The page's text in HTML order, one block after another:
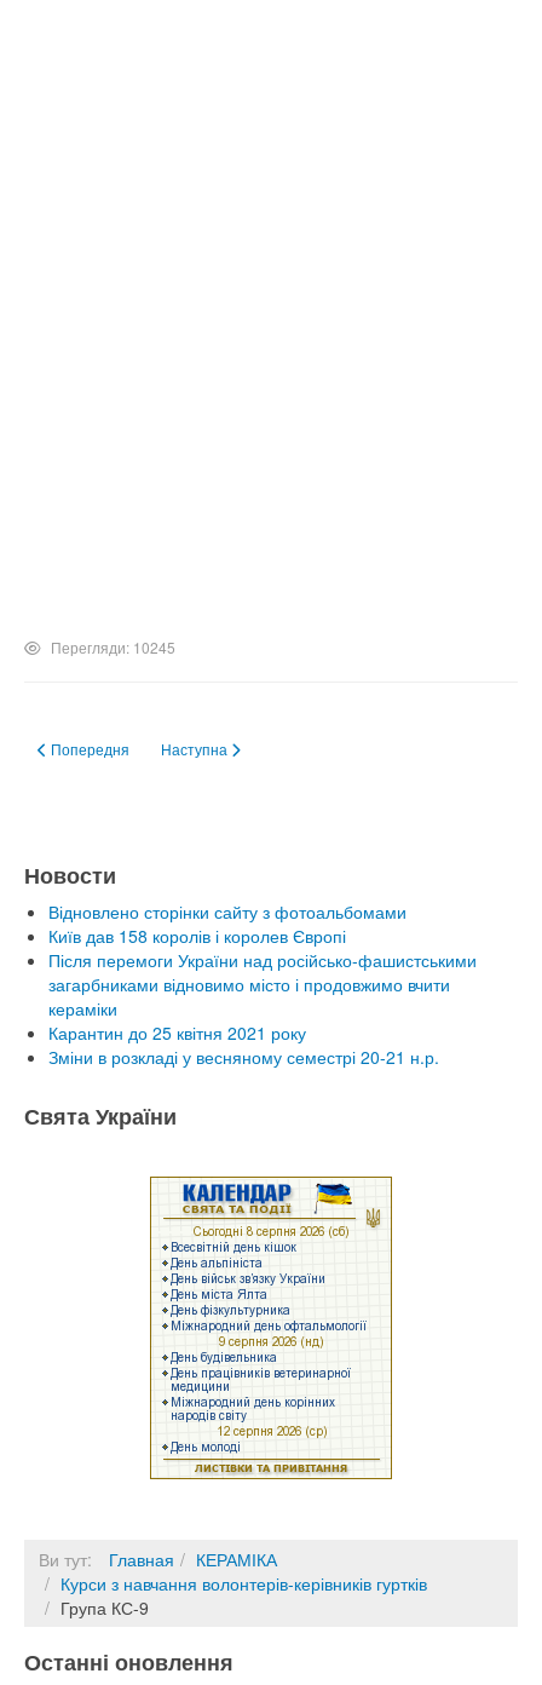
Перегляди: 10245
Попередня стаття: Группа КС-10 (2014)
Попередня Наступна стаття: Лепка замков объемных и
Наступна
Новости
Відновлено сторінки сайту з фотоальбомами
Київ дав 158 королів і королев Європі
Після перемоги України над російсько-фашистськими
загарбниками відновимо місто і продовжимо вчити
кераміки
Карантин до 25 квітня 2021 року
Зміни в розкладі у весняному семестрі 20-21 н.р.
Свята України
Ви тут: Главная
КЕРАМІКА
Курси з навчання волонтерів-керівників гуртків
Група КС-9
Останні оновлення